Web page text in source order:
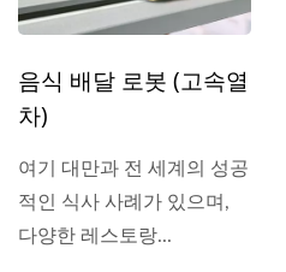
음식 배달 로봇 (고속열
차)
여기 대만과 전 세계의 성공
적인 식사 사례가 있으며,
다양한 레스토랑...